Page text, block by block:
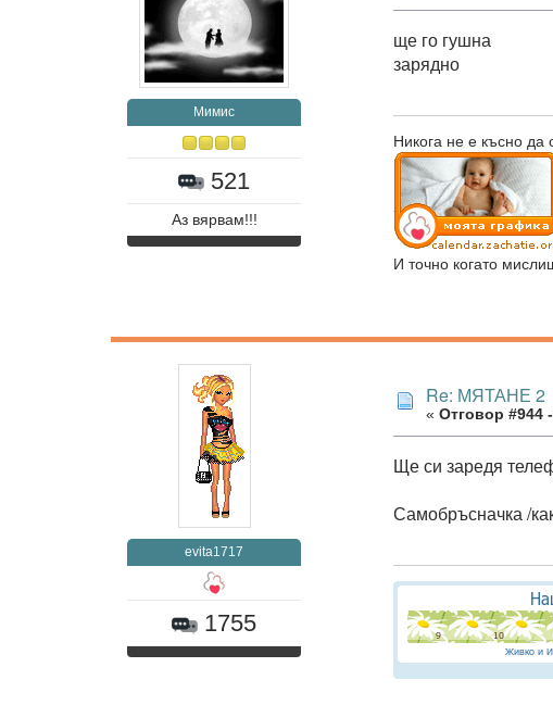
Мимис
521
Аз вярвам!!!
ще го гушна
зарядно
Никога не е късно да
И точно когато
evita1717
1755
Re: МЯТАНЕ 2
« Отговор #944
Ще си заредя
Самобръсначка /